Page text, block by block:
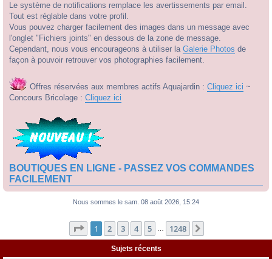
Le système de notifications remplace les avertissements par email.
Tout est réglable dans votre profil.
Vous pouvez charger facilement des images dans un message avec
l'onglet "Fichiers joints" en dessous de la zone de message.
Cependant, nous vous encourageons à utiliser la Galerie Photos de
façon à pouvoir retrouver vos photographies facilement.
Offres réservées aux membres actifs Aquajardin : Cliquez ici ~
Concours Bricolage : Cliquez ici
BOUTIQUES EN LIGNE - PASSEZ VOS COMMANDES
FACILEMENT
Nous sommes le sam. 08 août 2026, 15:24
Page 1sur1248
1 2 3 4 5 1248
Sujets récents